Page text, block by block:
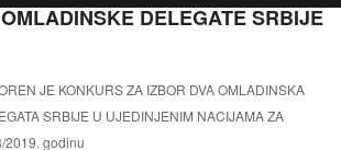
DELEGATE SRBIJE
JE KONKURS ZA IZBOR DVA OMLADINSKA
SRBIJE U UJEDINJENIM NACIJAMA ZA
2019. godinu